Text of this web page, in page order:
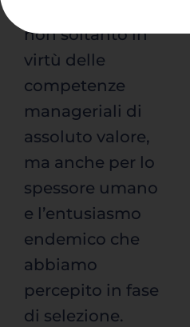
non soltanto in
virtù delle
competenze
manageriali di
assoluto valore,
ma anche per lo
spessore umano
e l’entusiasmo
endemico che
abbiamo
percepito in fase
di selezione.